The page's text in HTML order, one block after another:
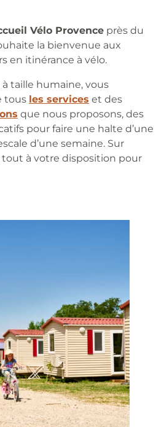
Vélo Provence près du
la bienvenue aux
en itinérance à vélo.
taille humaine, vous
tous les services et des
que nous proposons, des
pour faire une halte d’une
d’une semaine. Sur
à votre disposition pour